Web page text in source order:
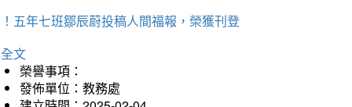
五年七班鄒辰蔚投稿人間福報，榮獲刊登
文
榮譽事項：
發佈單位：教務處